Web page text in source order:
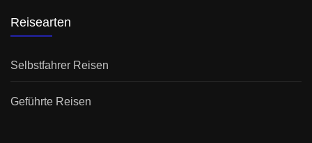
Reisearten
Selbstfahrer Reisen
Geführte Reisen